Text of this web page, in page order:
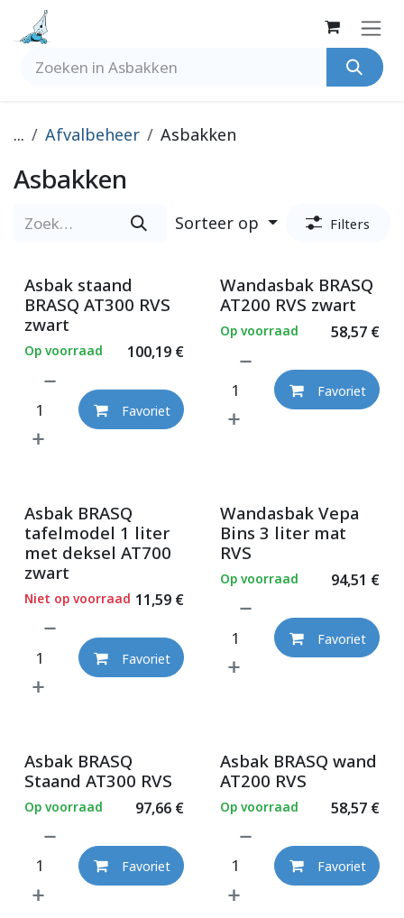
Overslaan naar inhoud
... Afvalbeheer Asbakken
Asbakken
Sorteer op Filters
Asbak staand
BRASQ AT300 RVS
zwart
100,19€
Op voorraad
Favoriet
Wandasbak BRASQ
AT200 RVS zwart
58,57€
Op voorraad
Favoriet
Asbak BRASQ
tafelmodel 1 liter
met deksel AT700
zwart
11,59€
Niet op voorraad
Favoriet
Wandasbak Vepa
Bins 3 liter mat
RVS
94,51 €
Op voorraad
Favoriet
Asbak BRASQ
Staand AT300 RVS
97,66€
Op voorraad
Favoriet
Asbak BRASQ wand
AT200 RVS
58,57€
Op voorraad
Favoriet